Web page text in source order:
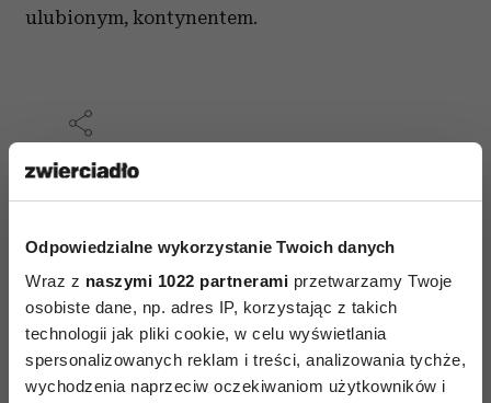
Odpowiedzialne wykorzystanie Twoich danych
Wraz z naszymi 1022 partnerami przetwarzamy Twoje
osobiste dane, np. adres IP, korzystając z takich
technologii jak pliki cookie, w celu wyświetlania
spersonalizowanych reklam i treści, analizowania tychże,
wychodzenia naprzeciw oczekiwaniom użytkowników i
ulubionym, kontynentem.
AUTOPROMOCJA